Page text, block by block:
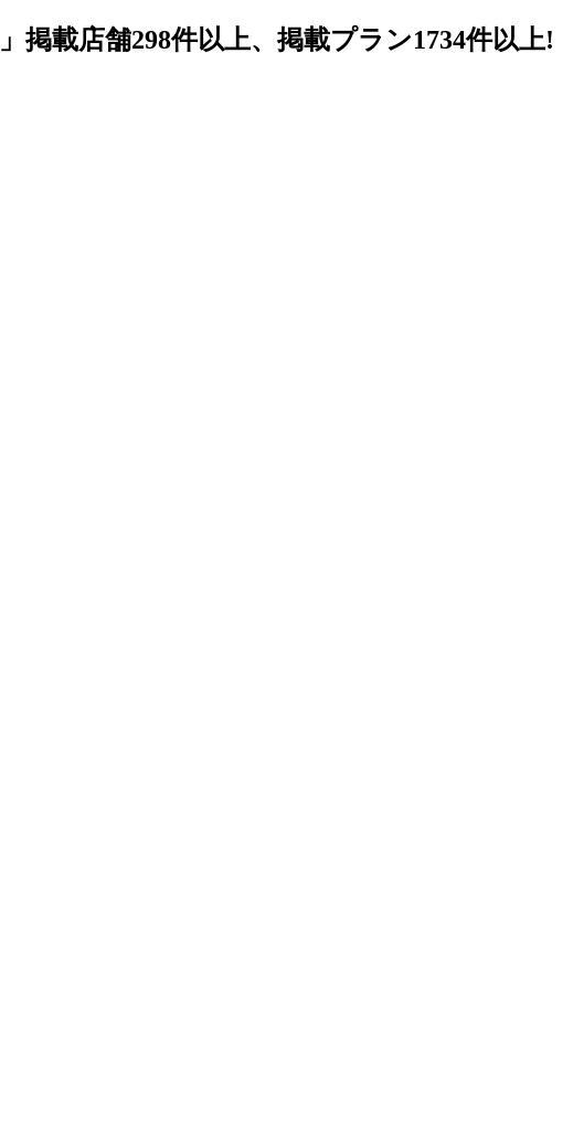
載店舗298件以上、掲載プラン1734件以上!